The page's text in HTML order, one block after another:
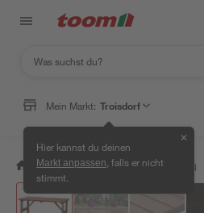
Mein Markt: Troisdorf
Hier kannst du deinen
Markt anpassen , falls er nicht
stimmt.
✕
/ Garten & Freizeit / Gartenmöbel